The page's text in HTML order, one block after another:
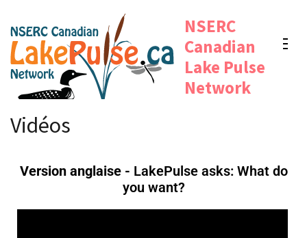
NSERC
Canadian
Lake Pulse
Network
Vidéos
Version anglaise - LakePulse asks: What do
you want?